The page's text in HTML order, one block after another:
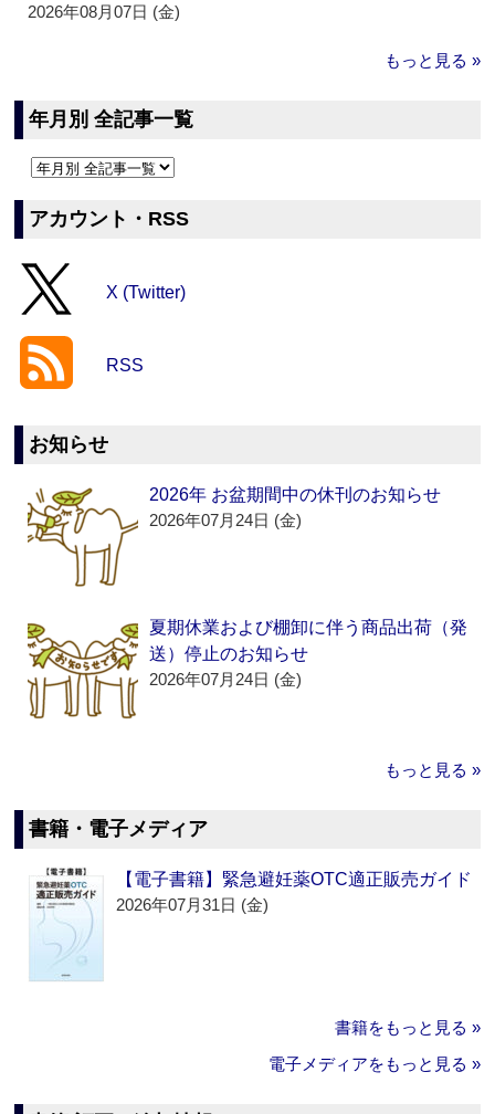
2026年08月07日 (金)
もっと見る »
年月別 全記事一覧
アカウント・RSS
X (Twitter)
RSS
お知らせ
2026年 お盆期間中の休刊のお知らせ
2026年07月24日 (金)
夏期休業および棚卸に伴う商品出荷（発
送）停止のお知らせ
2026年07月24日 (金)
もっと見る »
書籍・電子メディア
【電子書籍】緊急避妊薬OTC適正販売ガイド
2026年07月31日 (金)
書籍をもっと見る »
電子メディアをもっと見る »